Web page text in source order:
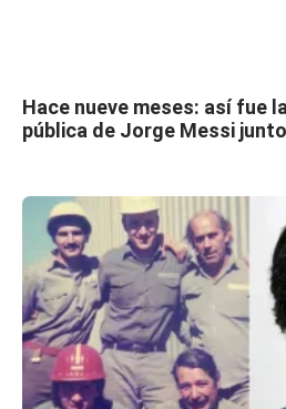
Hace nueve meses: así fue
pública de Jorge Messi